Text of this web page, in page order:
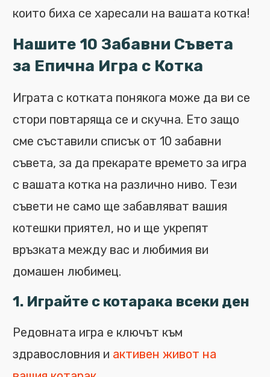
които биха се харесали на вашата котка!
Нашите 10 Забавни Съвета
за Епична Игра с Котка
Играта с котката понякога може да ви се
стори повтаряща се и скучна. Ето защо
сме съставили списък от 10 забавни
съвета, за да прекарате времето за игра
с вашата котка на различно ниво. Тези
съвети не само ще забавляват вашия
котешки приятел, но и ще укрепят
връзката между вас и любимия ви
домашен любимец.
1. Играйте с котарака всеки ден
Редовната игра е ключът към
здравословния и активен живот на